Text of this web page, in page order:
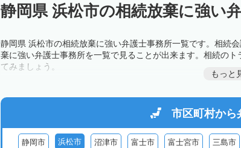
静岡県 浜松市の相続放棄に強い
静岡県 浜松市の相続放棄に強い弁護士事務所一覧です。相続
棄に強い弁護士事務所を一覧で見ることが出来ます。相続の
てみましょう。
もっと
市区町村から
静岡市 浜松市 沼津市 富士市 富士宮市 三島市